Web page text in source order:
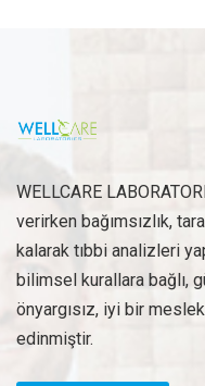
WELLCARE
verirken bağımsızlık,
kalarak tıbbi analizleri
bilimsel kurallara bağlı,
önyargısız, iyi bir
edinmiştir.